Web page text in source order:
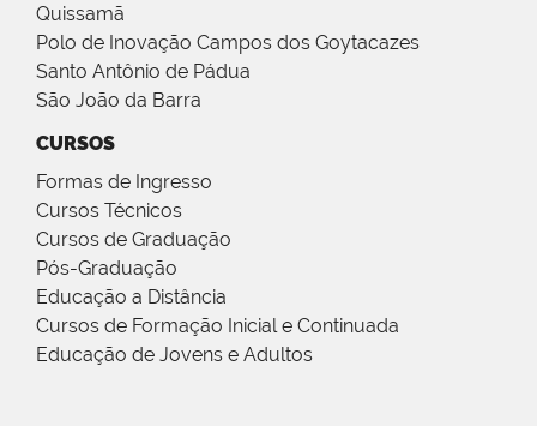
Quissamã
Polo de Inovação Campos dos Goytacazes
Santo Antônio de Pádua
São João da Barra
CURSOS
Formas de Ingresso
Cursos Técnicos
Cursos de Graduação
Pós-Graduação
Educação a Distância
Cursos de Formação Inicial e Continuada
Educação de Jovens e Adultos